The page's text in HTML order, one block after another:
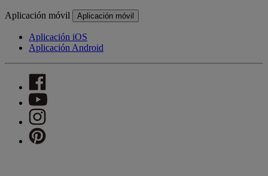
Aplicación móvil Aplicación móvil
Aplicación iOS
Aplicación Android